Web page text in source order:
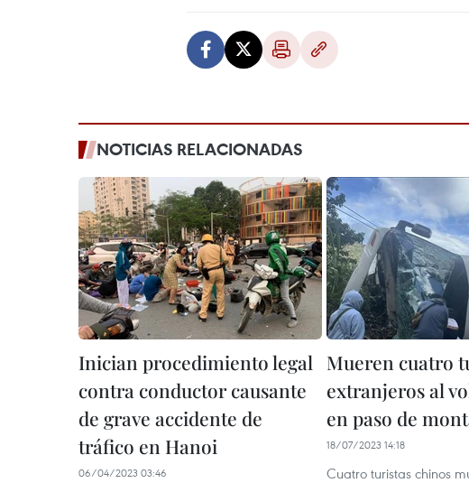
NOTICIAS RELACIONADAS
Inician procedimiento legal
contra conductor causante
de grave accidente de
tráfico en Hanoi
06/04/2023 03:46
Mueren cuatro
extranjeros al
en paso de
18/07/2023 14:18
Cuatro turistas chinos